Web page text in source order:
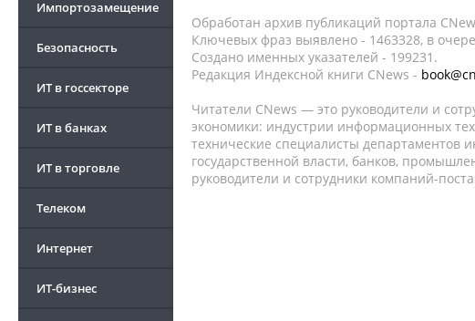
Импортозамещение
Безопасность
ИТ в госсекторе
ИТ в банках
ИТ в торговле
Телеком
Интернет
ИТ-бизнес
Обработан архив публикаций портала
Ключевых фраз выявлено - 1463328, в
Создано именных указателей - 199231.
Редакция Индексной книги CNews -
Читатели CNews — это руководители и
экономики: индустрии информационных
технические специалисты департаментов
государственной власти, банков,
руководители и сотрудники компаний-